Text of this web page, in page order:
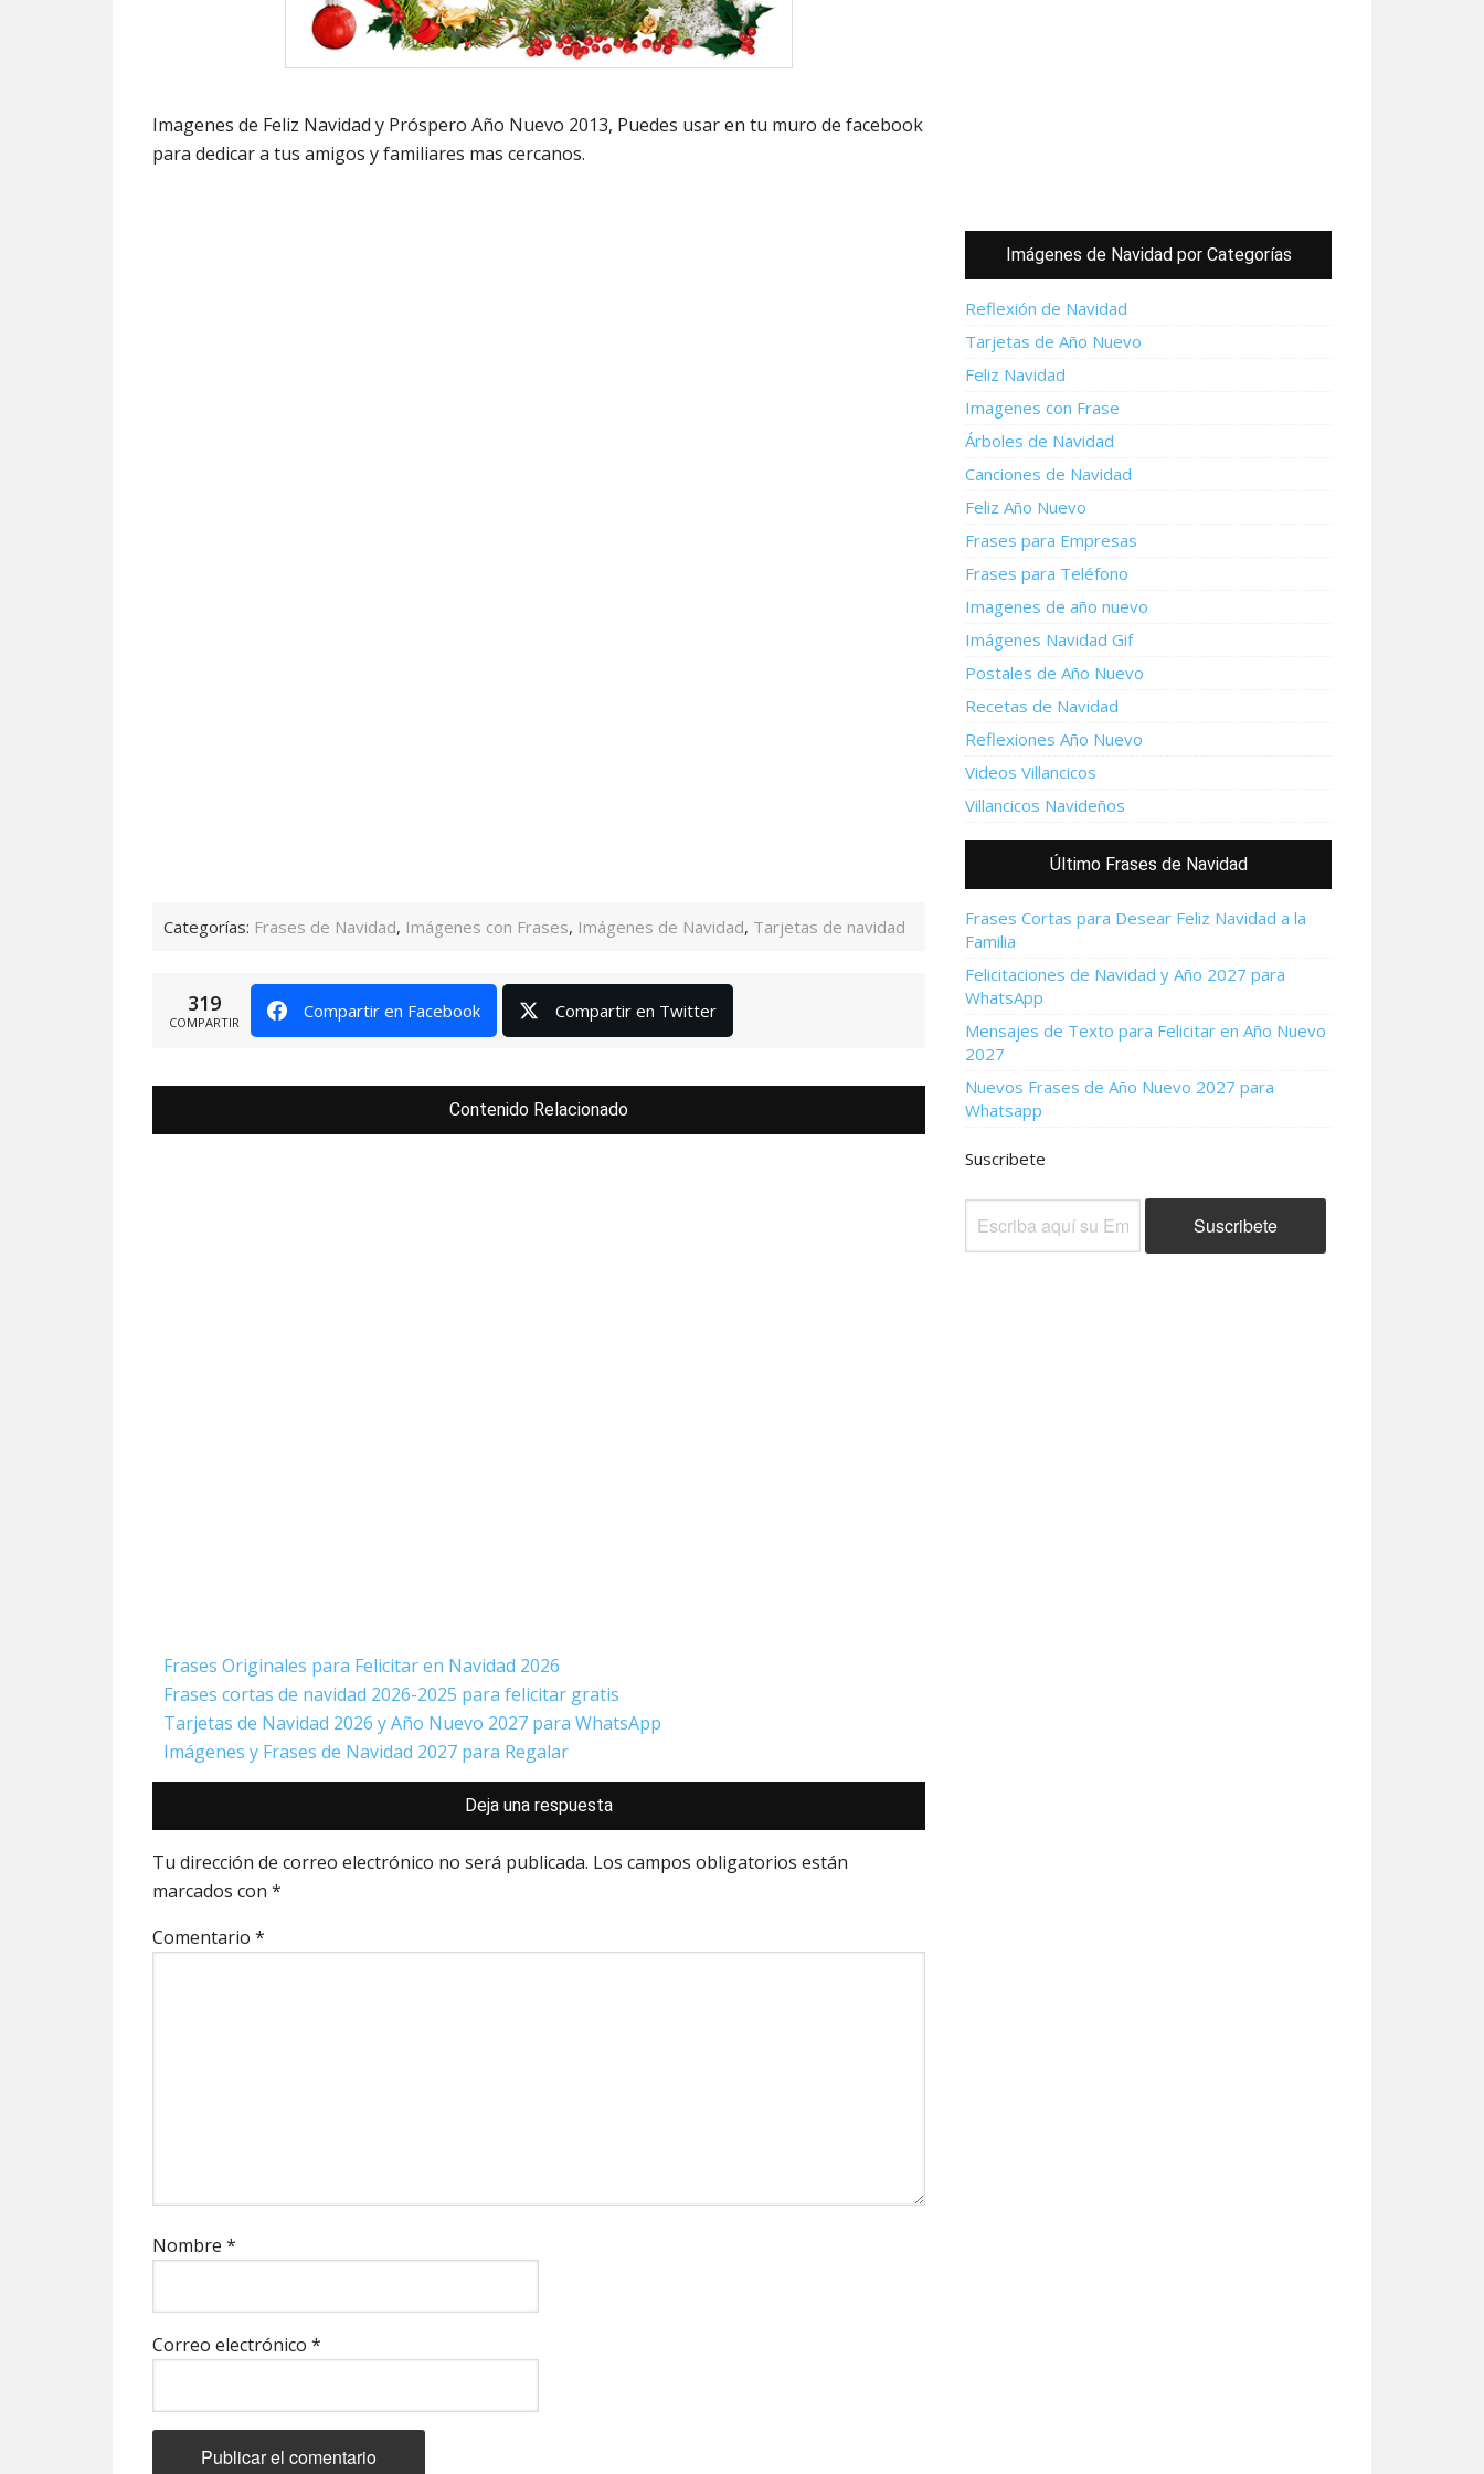
Imagenes de Feliz Navidad y Próspero Año Nuevo 2013, Puedes usar en tu muro de facebook
para dedicar a tus amigos y familiares mas cercanos.
Categorías: Frases de Navidad, Imágenes con Frases, Imágenes de Navidad, Tarjetas de navidad
319
COMPARTIR
Compartir en Facebook Compartir en Twitter
Contenido Relacionado
Frases Originales para Felicitar en Navidad 2026
Frases cortas de navidad 2026-2025 para felicitar gratis
Tarjetas de Navidad 2026 y Año Nuevo 2027 para WhatsApp
Imágenes y Frases de Navidad 2027 para Regalar
los
lectores
Deja una respuesta
Tu dirección de correo electrónico no será publicada. Los campos obligatorios están
marcados con *
Comentario *
Nombre *
Correo electrónico *
Imágenes de Navidad por Categorías
Reflexión de Navidad
Tarjetas de Año Nuevo
Feliz Navidad
Imagenes con Frase
Árboles de Navidad
Canciones de Navidad
Feliz Año Nuevo
Frases para Empresas
Frases para Teléfono
Imagenes de año nuevo
Imágenes Navidad Gif
Postales de Año Nuevo
Recetas de Navidad
Reflexiones Año Nuevo
Videos Villancicos
Villancicos Navideños
Último Frases de Navidad
Frases Cortas para Desear Feliz Navidad a la
Familia
Felicitaciones de Navidad y Año 2027 para
WhatsApp
Mensajes de Texto para Felicitar en Año Nuevo
2027
Nuevos Frases de Año Nuevo 2027 para
Whatsapp
Suscribete